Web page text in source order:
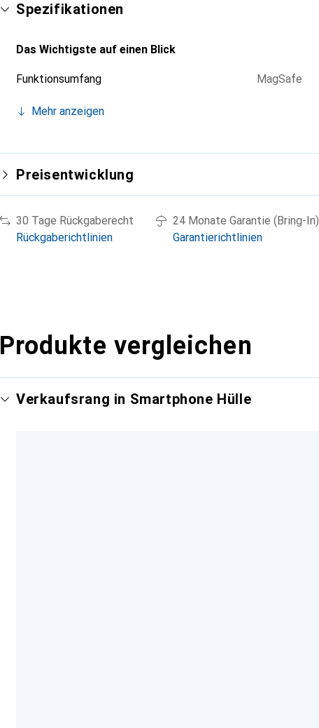
Spezifikationen
Das Wichtigste auf einen Blick
Funktionsumfang MagSafe
Mehr anzeigen
Preisentwicklung
30 Tage Rückgaberecht
Rückgaberichtlinien
24 Monate Garantie (Bring-In)
Garantierichtlinien
Produkte vergleichen
Verkaufsrang in Smartphone Hülle